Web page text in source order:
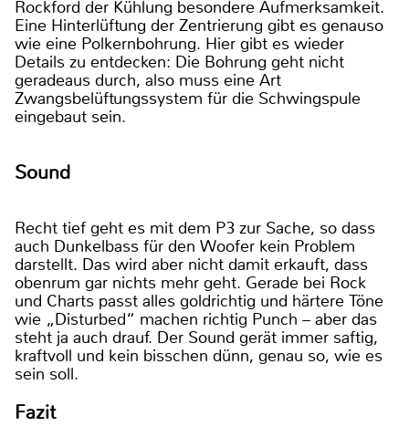
Rockford der Kühlung besondere Aufmerksamkeit.
Eine Hinterlüftung der Zentrierung gibt es genauso
wie eine Polkernbohrung. Hier gibt es wieder
Details zu entdecken: Die Bohrung geht nicht
geradeaus durch, also muss eine Art
Zwangsbelüftungssystem für die Schwingspule
eingebaut sein.
Sound
Recht tief geht es mit dem P3 zur Sache, so dass
auch Dunkelbass für den Woofer kein Problem
darstellt. Das wird aber nicht damit erkauft, dass
obenrum gar nichts mehr geht. Gerade bei Rock
und Charts passt alles goldrichtig und härtere Töne
wie „Disturbed“ machen richtig Punch – aber das
steht ja auch drauf. Der Sound gerät immer saftig,
kraftvoll und kein bisschen dünn, genau so, wie es
sein soll.
Fazit